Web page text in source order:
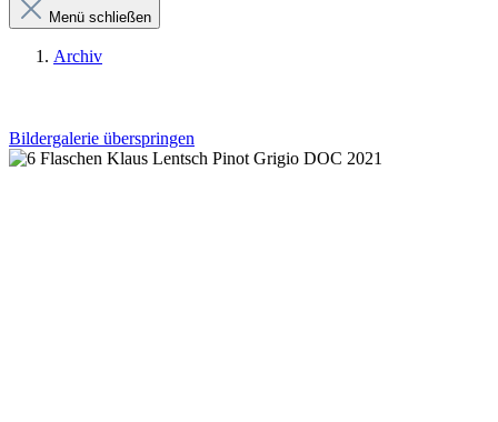
Menü schließen
Archiv
Bildergalerie überspringen